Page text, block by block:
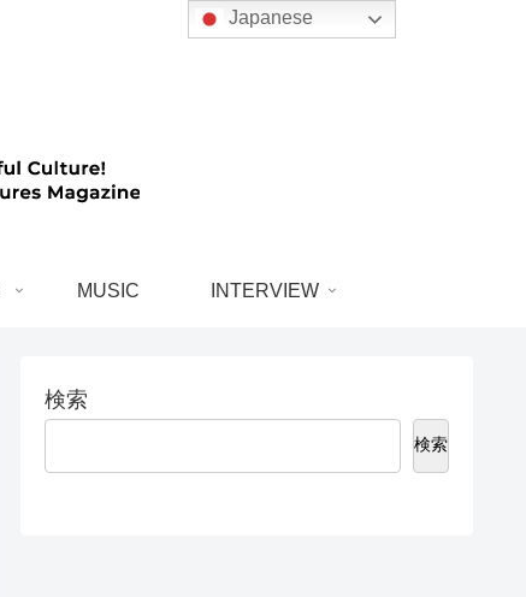
MUSIC INTERVIEW
検索
検索
Japanese